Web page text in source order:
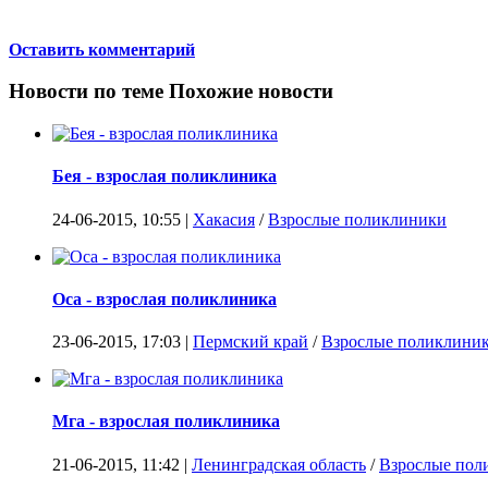
Оставить комментарий
Новости по теме Похожие новости
Бея - взрослая поликлиника
24-06-2015, 10:55 | Хакасия /Взрослые поликлиники
Оса - взрослая поликлиника
23-06-2015, 17:03 | Пермский край /Взрослые
Мга - взрослая поликлиника
21-06-2015, 11:42 | Ленинградская область /Взрослые